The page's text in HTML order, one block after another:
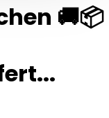
🚚📦